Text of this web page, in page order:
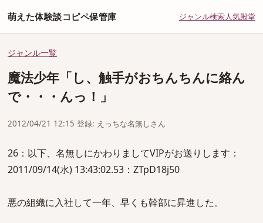
萌えた体験談コピペ保管庫 ジャンル検索人気殿堂
ジャンル一覧
魔法少年「し、触手がおちんちんに絡ん
で・・・んっ！」
2012/04/21 12:15 登録: えっちな名無しさん
26：以下、名無しにかわりましてVIPがお送りします：
2011/09/14(水) 13:43:02.53：ZTpD18j50
悪の組織に入社して一年、早くも幹部に昇進した。